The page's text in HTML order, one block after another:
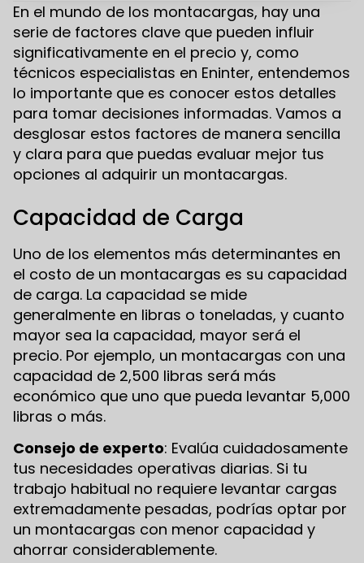
En el mundo de los montacargas, hay una
serie de factores clave que pueden influir
significativamente en el precio y, como
técnicos especialistas en Eninter, entendemos
lo importante que es conocer estos detalles
para tomar decisiones informadas. Vamos a
desglosar estos factores de manera sencilla
y clara para que puedas evaluar mejor tus
opciones al adquirir un montacargas.
Capacidad de Carga
Uno de los elementos más determinantes en
el costo de un montacargas es su capacidad
de carga. La capacidad se mide
generalmente en libras o toneladas, y cuanto
mayor sea la capacidad, mayor será el
precio. Por ejemplo, un montacargas con una
capacidad de 2,500 libras será más
económico que uno que pueda levantar 5,000
libras o más.
Consejo de experto: Evalúa cuidadosamente
tus necesidades operativas diarias. Si tu
trabajo habitual no requiere levantar cargas
extremadamente pesadas, podrías optar por
un montacargas con menor capacidad y
ahorrar considerablemente.